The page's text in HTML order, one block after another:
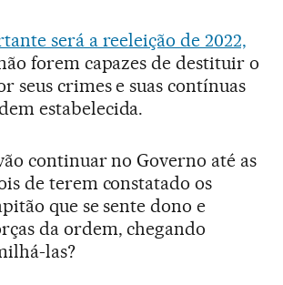
será a reeleição de 2022,
forem capazes de destituir o
seus crimes e suas contínuas
estabelecida.
continuar no Governo até as
de terem constatado os
que se sente dono e
da ordem, chegando
las?